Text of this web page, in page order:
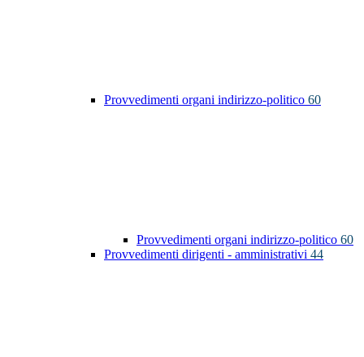
Provvedimenti organi indirizzo-politico 60
Provvedimenti organi indirizzo-politico 60
Provvedimenti dirigenti - amministrativi 44